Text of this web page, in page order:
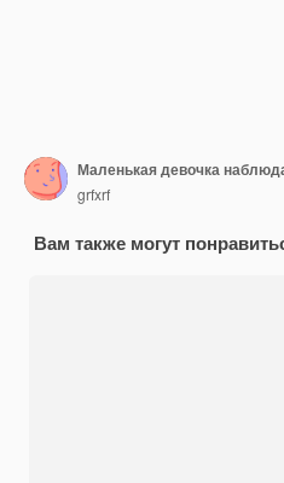
Маленькая девочка
grfxrf
Вам также могут